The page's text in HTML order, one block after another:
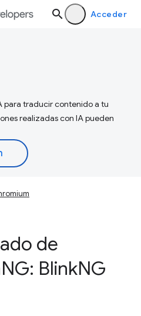
Acceder
para traducir contenido a tu
realizadas con IA pueden
de
NG: BlinkNG